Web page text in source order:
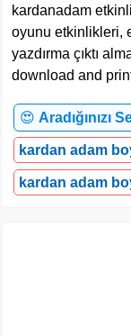
kardanadam
oyunu etkinlikleri,
yazdırma çıktı
download and
😍 Aradığınızı
kardan adam
kardan adam